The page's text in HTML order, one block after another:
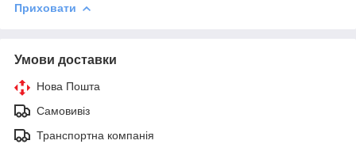
Приховати
Умови доставки
Нова Пошта
Самовивіз
Транспортна компанія